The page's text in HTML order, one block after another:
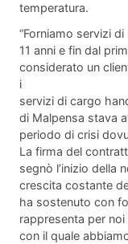
temperatura.
“Forniamo servizi
11 anni e fin dal
considerato un
i
servizi di cargo
di Malpensa stava
periodo di crisi
La firma del
segnò l’inizio della
crescita costante
ha sostenuto con
rappresenta per
con il quale